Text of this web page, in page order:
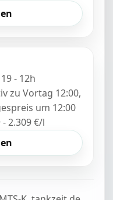
19 - 12h
zu Vortag 12:00,
um 12:00
- 2.309 €/l